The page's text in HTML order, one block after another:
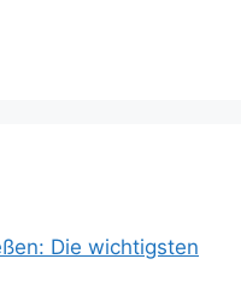
Die wichtigsten